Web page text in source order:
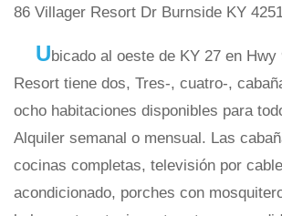
86 Villager Resort Dr Burnside KY
Ubicado al oeste de KY 27 en Hwy
Resort tiene dos, Tres-, cuatro-,
ocho habitaciones disponibles para
Alquiler semanal o mensual. Las
cocinas completas, televisión por
acondicionado, porches con